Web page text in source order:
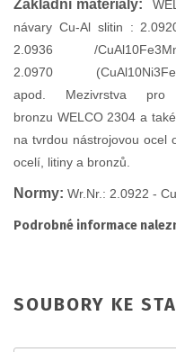
Základní materiály:
návary Cu-Al slitin :
2.0936 /
2.0970
apod. Mezivrstva pro
bronzu WELCO 2304 a
na tvrdou nástrojovou ocel
ocelí, litiny a bronzů.
Normy: Wr.Nr.: 2.0922 -
Podrobné informace
SOUBORY KE